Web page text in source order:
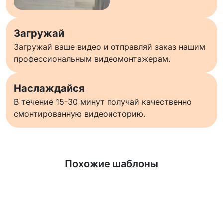
Загружай
Загружай ваше видео и отправляй заказ нашим
профессиональным видеомонтажерам.
Наслаждайся
В течение 15-30 минут получай качественно
смонтированную видеоисторию.
Похожие шаблоны
Узнать больше